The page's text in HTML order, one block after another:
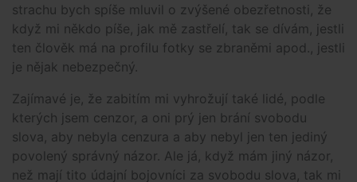
strachu bych spíše mluvil o zvýšené obezřetnosti, že
když mi někdo píše, jak mě zastřelí, tak se dívám, jestli
ten člověk má na profilu fotky se zbraněmi apod., jestli
je nějak nebezpečný.
Zajímavé je, že zabitím mi vyhrožují také lidé, podle
kterých jsem cenzor, a oni prý jen brání svobodu
slova, aby nebyla cenzura a aby nebyl jen ten jediný
povolený správný názor. Ale já, když mám jiný názor,
než mají tito údajní bojovníci za svobodu slova, tak mi